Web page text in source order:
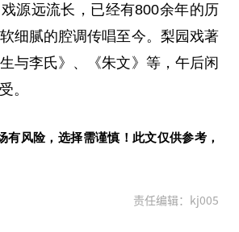
源远流长，已经有800余年的历
细腻的腔调传唱至今。梨园戏著
与李氏》、《朱文》等，午后闲
。
有风险，选择需谨慎！此文仅供参考，
责任编辑：kj005